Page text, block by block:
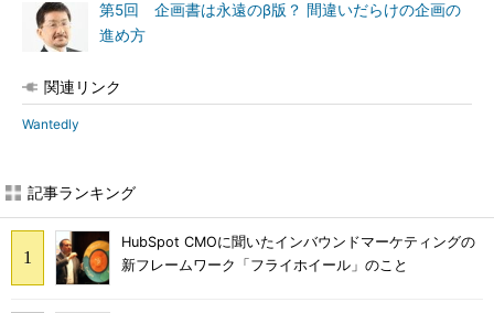
第5回 企画書は永遠のβ版？ 間違いだらけの企画の
進め方
関連リンク
Wantedly
記事ランキング
HubSpot CMOに聞いたインバウンドマーケティングの
新フレームワーク「フライホイール」のこと